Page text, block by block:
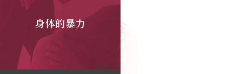
身体的暴力